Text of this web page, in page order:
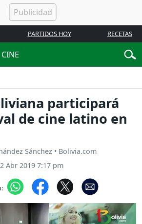
PARTIDOS HOY RECETAS
CINE
participará
de cine latino en
Sánchez • Bolivia.com
Abr 2019 7:17 pm